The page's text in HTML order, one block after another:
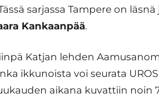
sarjassa Tampere on
Kankaanpää.
Katjan lehden
ikkunoista voi seurata
aikana kuvattiin noin